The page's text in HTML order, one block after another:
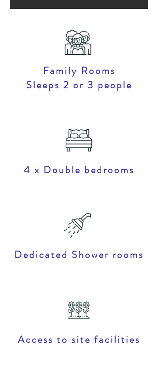
Family Rooms
Sleeps 2 or 3 people
4 x Double bedrooms
Dedicated Shower rooms
Access to site facilities